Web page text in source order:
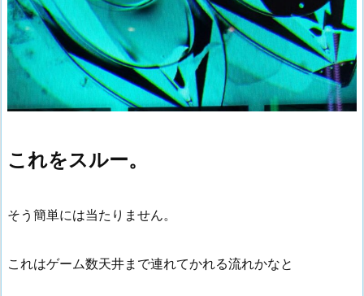
これをスルー。
そう簡単には当たりません。
これはゲーム数天井まで連れてかれる流れかなと